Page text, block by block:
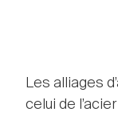
Les alliages
celui de